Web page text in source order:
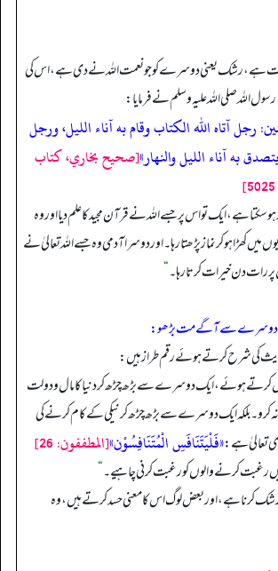
ہے، رشک یعنی دوسرے کو جو نعمت الله نے دی ہے، اس کی
الله صلی الله علیہ وسلم نے فرمایا:
رجل آتاه الله الكتاب وقام به آناء الليل، ورجل
به آناء الليل والنهار»[صحيح بخاري، كتاب
سکتا ہے، ایک تو اس پر جسے الله نے قرآن مجید کا علم دیا اور وہ
کھڑا ہو کر نماز پڑھتا رہا۔ اور دوسرا آدمی وہ جسے الله تعالیٰ نے
پر رات دن خیرات کرتا رہا۔“
دوسرے سے آگے مت بڑھو:
حدیث کی شرح کرتے ہوئے رقم طراز ہیں:
ہوئے، ایک دوسرے سے بڑھ چڑھ کر دنیا کا مال و دولت
بلکہ ایک دوسرے سے بڑھ چڑھ کر نیکی کے کام کرنے کی
تعالیٰ ہے:«فَلْيَتَنَافَسِ الْمُتَنَافِسُوْن»[المطففون: 26]
رغبت کرنے والوں کو رغبت کرنی چاہیے۔“
رشک کرنا ہے، اور بعض لوگ اس کا معنی حسد کرتے ہیں، وہ